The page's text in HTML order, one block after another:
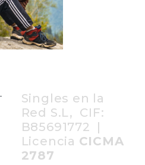
Singles en la
Red S.L, CIF:
B85691772 |
Licencia CICMA
2787